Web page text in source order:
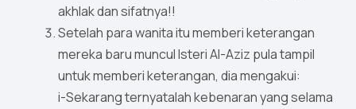
akhlak dan sifatnya!!
Setelah para wanita itu memberi keterangan
mereka baru muncul Isteri Al-Aziz pula tampil
untuk memberi keterangan, dia mengakui:
i-Sekarang ternyatalah kebenaran yang selama